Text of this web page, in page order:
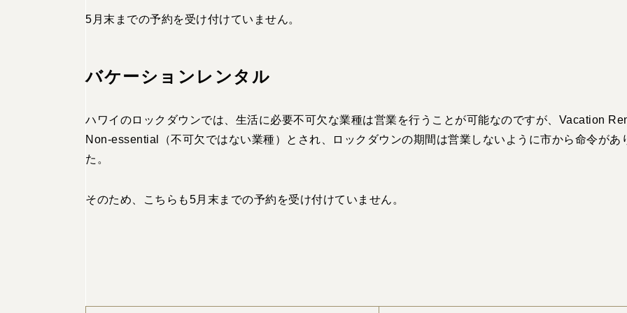
5月末までの予約を受け付けていません。
バケーションレンタル
ハワイのロックダウンでは、生活に必要不可欠な業種は営業を行うことが可能なのですが、Vacation
Non-essential（不可欠ではない業種）と され、ロックダウンの期間は営業しないように市から命令があ
た。
そのため、こちらも5月末までの予約を受け付けていません。